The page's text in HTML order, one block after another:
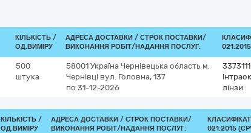
КІЛЬКІСТЬ /
ОД.ВИМІРУ
АДРЕСА ДОСТАВКИ / СТРОК ПОСТАВКИ/
ВИКОНАННЯ РОБІТ/НАДАННЯ ПОСЛУГ:
500
штука
58001 Україна Чернівецька область м.
Чернівці вул. Головна, 137
по 31-12-2026
лінзи
КІЛЬКІСТЬ /
ОД.ВИМІРУ
АДРЕСА ДОСТАВКИ / СТРОК ПОСТАВКИ/
ВИКОНАННЯ РОБІТ/НАДАННЯ ПОСЛУГ:
021:2015